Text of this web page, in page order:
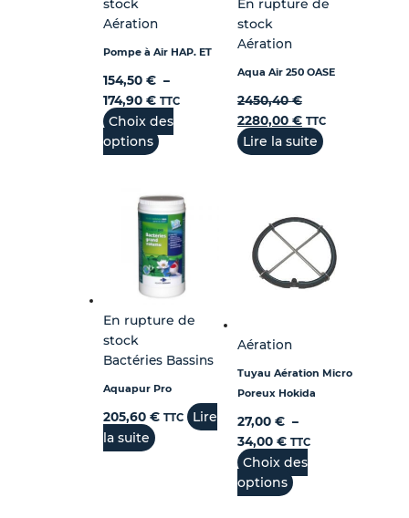
stock
Aération
Pompe à Air HAP. ET
154,50 € –
174,90 € TTC
Choix des
options
En rupture de
stock
Aération
Aqua Air 250 OASE
2450,40€
2280,00 € TTC
Lire la suite
En rupture de
stock
Bactéries Bassins
Aquapur Pro
205,60 € TTC
Lire
la suite
Aération
Tuyau Aération Micro
Poreux Hokida
27,00 € –
34,00 € TTC
Choix des
options